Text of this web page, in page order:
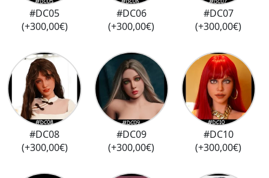
#DC05
(+300,00€)
#DC06
(+300,00€)
#DC07
(+300,00€)
#DC08
(+300,00€)
#DC09
(+300,00€)
#DC10
(+300,00€)